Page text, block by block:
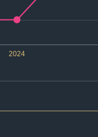
2024